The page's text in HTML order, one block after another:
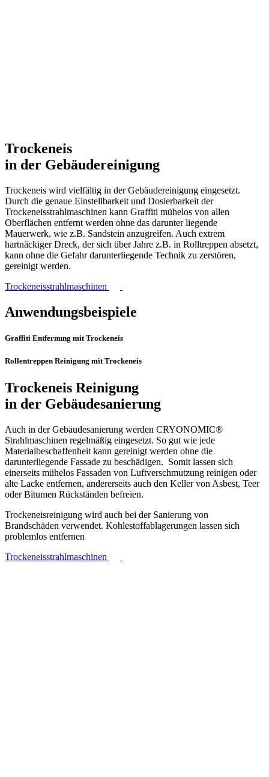
Trockeneis
in der Gebäudereinigung
Trockeneis wird vielfältig in der Gebäudereinigung eingesetzt.
Durch die genaue Einstellbarkeit und Dosierbarkeit der
Trockeneisstrahlmaschinen kann Graffiti mühelos von allen
Oberflächen entfernt werden ohne das darunter liegende
Mauerwerk, wie z.B. Sandstein anzugreifen. Auch extrem
hartnäckiger Dreck, der sich über Jahre z.B. in Rolltreppen absetzt,
kann ohne die Gefahr darunterliegende Technik zu zerstören,
gereinigt werden.
Trockeneisstrahlmaschinen
Anwendungsbeispiele
Graffiti Entfernung mit Trockeneis
Rollentreppen Reinigung mit Trockeneis
Trockeneis Reinigung
in der Gebäudesanierung
Auch in der Gebäudesanierung werden CRYONOMIC®
Strahlmaschinen regelmäßig eingesetzt. So gut wie jede
Materialbeschaffenheit kann gereinigt werden ohne die
darunterliegende Fassade zu beschädigen. Somit lassen sich
einerseits mühelos Fassaden von Luftverschmutzung reinigen oder
alte Lacke entfernen, andererseits auch den Keller von Asbest, Teer
oder Bitumen Rückständen befreien.
Trockeneisreinigung wird auch bei der Sanierung von
Brandschäden verwendet. Kohlestoffablagerungen lassen sich
problemlos entfernen
Trockeneisstrahlmaschinen